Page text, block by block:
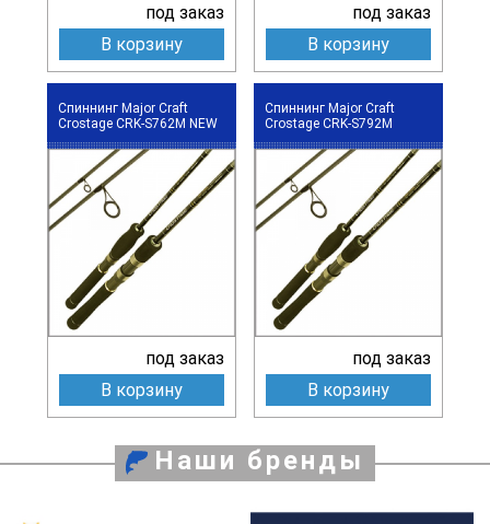
под заказ
В корзину
под заказ
В корзину
Спиннинг Major Craft
Crostage CRK-S762M NEW
под заказ
В корзину
Спиннинг Major Craft
Crostage CRK-S792M
под заказ
В корзину
Наши бренды